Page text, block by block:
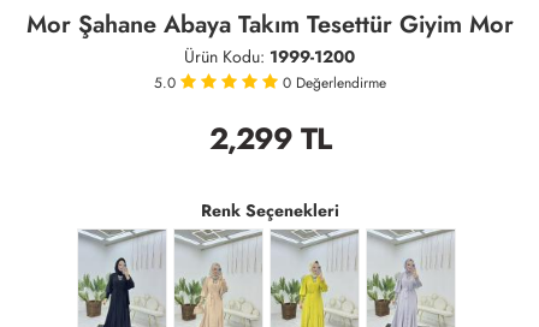
Mor Şahane Abaya Takım Tesettür Giyim Mor
Ürün Kodu: 1999-1200
5.0 0 Değerlendirme
2,299TL
Renk Seçenekleri